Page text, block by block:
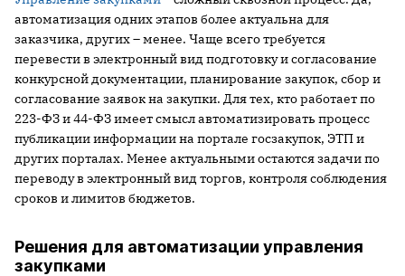
автоматизация одних этапов более актуальна для
заказчика, других – менее. Чаще всего требуется
перевести в электронный вид подготовку и согласование
конкурсной документации, планирование закупок, сбор и
согласование заявок на закупки. Для тех, кто работает по
223-ФЗ и 44-ФЗ имеет смысл автоматизировать процесс
публикации информации на портале госзакупок, ЭТП и
других порталах. Менее актуальными остаются задачи по
переводу в электронный вид торгов, контроля соблюдения
сроков и лимитов бюджетов.
Решения для автоматизации управления
закупками